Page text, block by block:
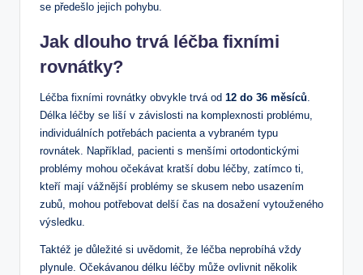
se předešlo jejich pohybu.
Jak dlouho trvá léčba fixními
rovnátky?
Léčba fixními rovnátky obvykle trvá od 12 do 36 měsíců.
Délka léčby se liší v závislosti na komplexnosti problému,
individuálních potřebách pacienta a vybraném typu
rovnátek. Například, pacienti s menšími ortodontickými
problémy mohou očekávat kratší dobu léčby, zatímco ti,
kteří mají vážnější problémy se skusem nebo usazením
zubů, mohou potřebovat delší čas na dosažení vytouženého
výsledku.
Taktéž je důležité si uvědomit, že léčba neprobíhá vždy
plynule. Očekávanou délku léčby může ovlivnit několik